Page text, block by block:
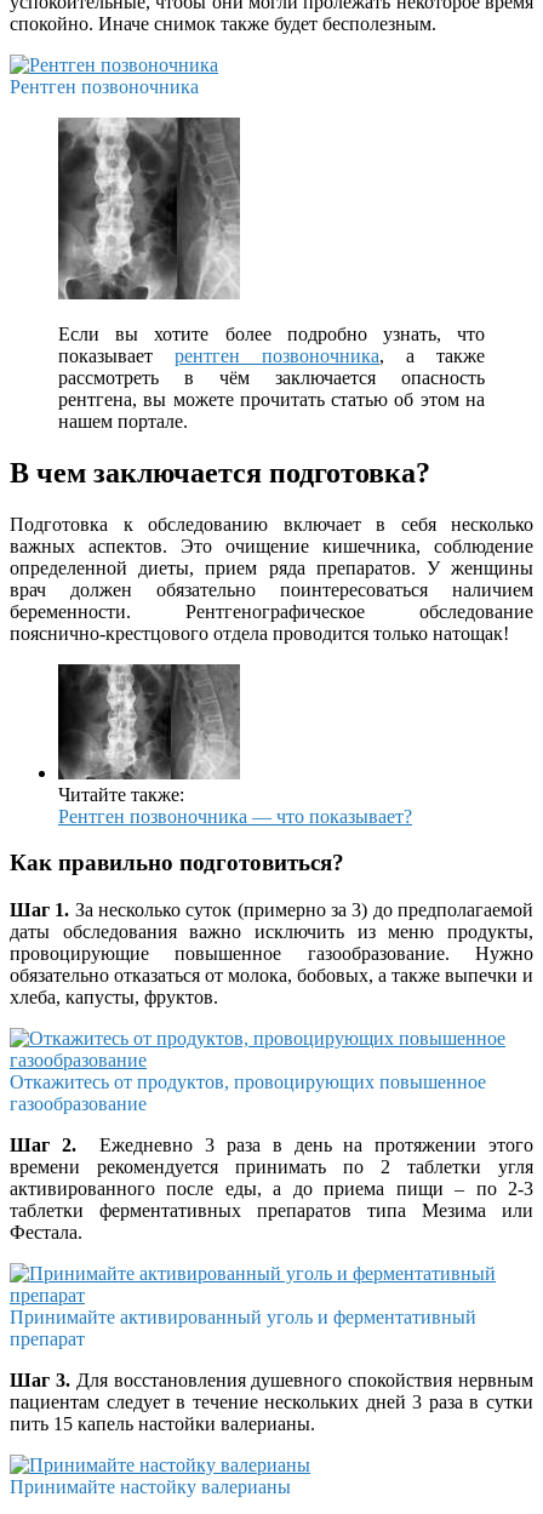
спокойно. Иначе снимок также будет бесполезным.
Рентген позвоночника
Если вы хотите более подробно узнать, что
показывает рентген позвоночника, а также
рассмотреть в чём заключается опасность
рентгена, вы можете прочитать статью об этом на
нашем портале.
В чем заключается подготовка?
Подготовка к обследованию включает в себя несколько
важных аспектов. Это очищение кишечника, соблюдение
определенной диеты, прием ряда препаратов. У женщины
врач должен обязательно поинтересоваться наличием
беременности. Рентгенографическое обследование
пояснично-крестцового отдела проводится только натощак!
Читайте также:
Рентген позвоночника — что показывает?
Как правильно подготовиться?
Шаг 1. За несколько суток (примерно за 3) до предполагаемой
даты обследования важно исключить из меню продукты,
провоцирующие повышенное газообразование. Нужно
обязательно отказаться от молока, бобовых, а также выпечки и
хлеба, капусты, фруктов.
Откажитесь от продуктов, провоцирующих повышенное
газообразование
Шаг 2.
Ежедневно 3 раза в день на протяжении этого
времени рекомендуется принимать по 2 таблетки угля
активированного после еды, а до приема пищи – по 2-3
таблетки ферментативных препаратов типа Мезима или
Фестала.
Принимайте активированный уголь и ферментативный
препарат
Шаг 3.Для восстановления душевного спокойствия нервным
пациентам следует в течение нескольких дней 3 раза в сутки
пить 15 капель настойки валерианы.
Принимайте настойку валерианы